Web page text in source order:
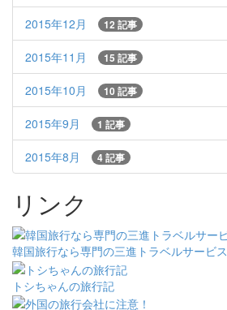
2015年12月 12 記事
2015年11月 15 記事
2015年10月 10 記事
2015年9月 1 記事
2015年8月 4 記事
リンク
韓国旅行なら専門の三進トラベルサービス
トシちゃんの旅行記